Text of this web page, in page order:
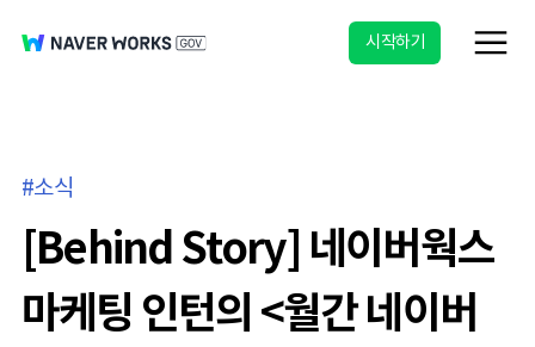
시작하기
소식
[Behind Story] 네이버웍스
마케팅 인턴의 <월간 네이버